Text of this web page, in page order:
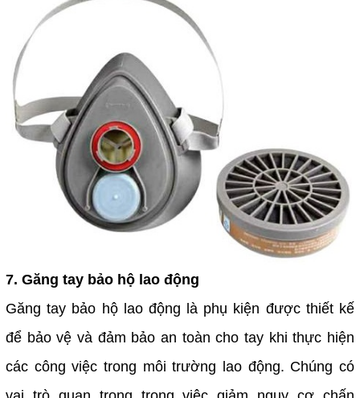
7. Găng tay bảo hộ lao động
Găng tay bảo hộ lao động là phụ kiện được thiết kế
để bảo vệ và đảm bảo an toàn cho tay khi thực hiện
các công việc trong môi trường lao động. Chúng có